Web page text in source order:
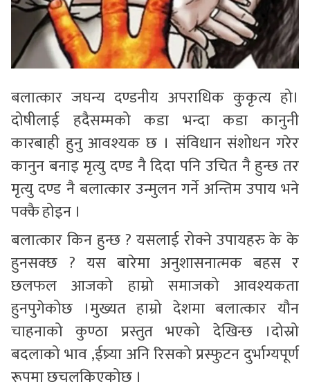
बलात्कार जघन्य दण्डनीय अपराधिक कुकृत्य हो।
दोषीलाई हदैसम्मको कडा भन्दा कडा कानुनी
कारबाही हुनु आवश्यक छ । संविधान संशोधन गरेर
कानुन बनाइ मृत्यु दण्ड नै दिदा पनि उचित नै हुन्छ तर
मृत्यु दण्ड नै बलात्कार उन्मुलन गर्ने अन्तिम उपाय भने
पक्कै होइन ।
बलात्कार किन हुन्छ ? यसलाई रोक्ने उपायहरु के के
हुनसक्छ ? यस बारेमा अनुशासनात्मक बहस र
छलफल आजको हाम्रो समाजको आवश्यकता
हुनपुगेकोछ ।मुख्यत हाम्रो देशमा बलात्कार यौन
चाहनाको कुण्ठा प्रस्तुत भएको देखिन्छ ।दोस्रो
बदलाको भाव ,ईष्र्या अनि रिसको प्रस्फुटन दुर्भाग्यपूर्ण
रूपमा छचलकिएकोछ ।